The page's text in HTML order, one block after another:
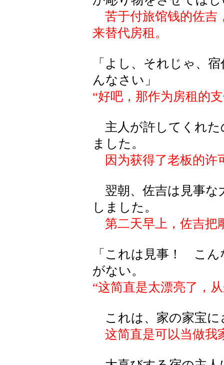
苦于付旅馆钱的佐吉
来替代房租。
「よし、それじゃ、
んなさい」
“好吧，那作为房租的
主人が許してくれた
ました。
因为获得了老板的许
翌朝、佐吉は見事な
しました。
第二天早上，佐吉把
「これは見事！ こん
がない。
“这简直是太漂亮了，
これは、家の家宝に
这简直是可以当做我